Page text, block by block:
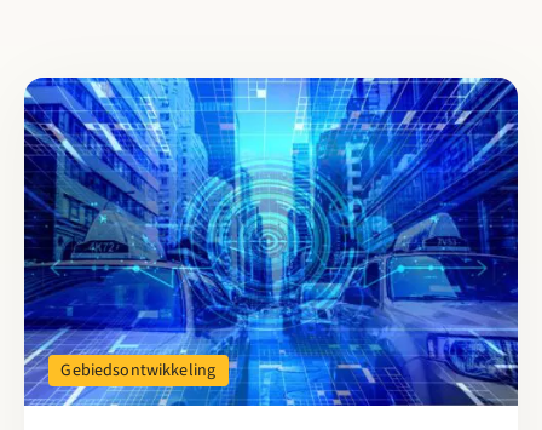
Gebiedsontwikkeling
Lees meer over Digitalisering als sleutel voor snellere en